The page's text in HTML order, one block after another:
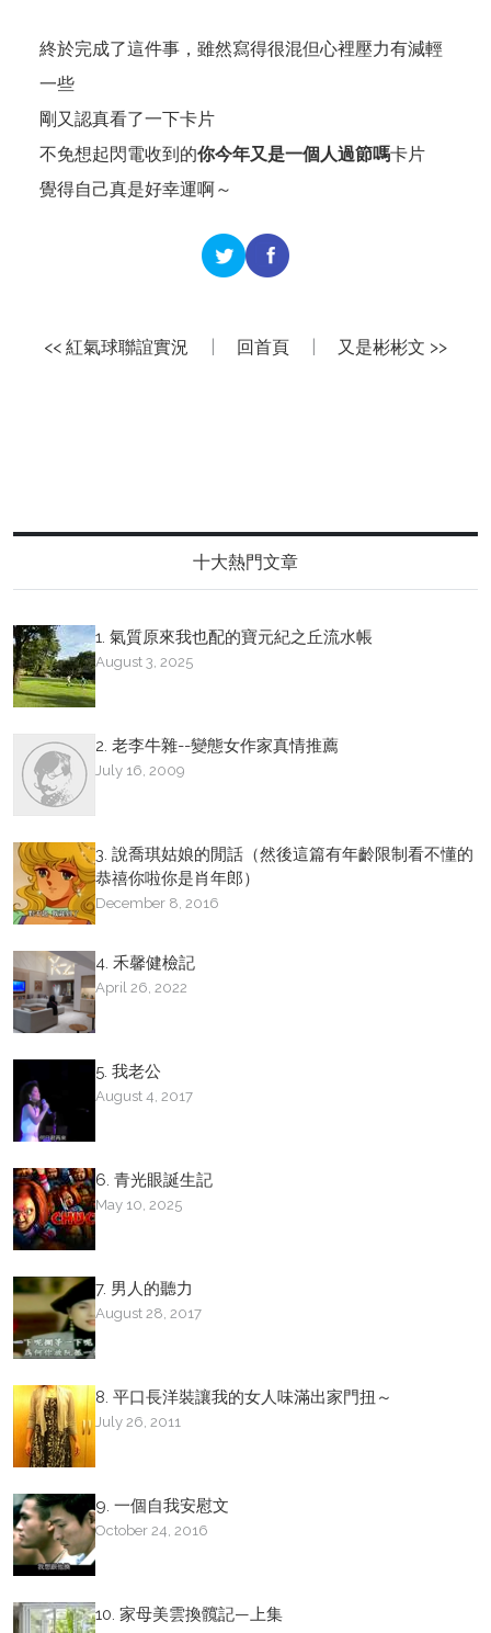
終於完成了這件事，雖然寫得很混但心裡壓力有減輕
一些
剛又認真看了一下卡片
不免想起閃電收到的你今年又是一個人過節嗎卡片
覺得自己真是好幸運啊～
<< 紅氣球聯誼實況 回首頁 又是彬彬文 >>
十大熱門文章
1. 氣質原來我也配的寶元紀之丘流水帳
August 3, 2025
2. 老李牛雜--變態女作家真情推薦
July 16, 2009
3. 說喬琪姑娘的閒話（然後這篇有年齡限制看不懂的
恭禧你啦你是肖年郎）
December 8, 2016
4. 禾馨健檢記
April 26, 2022
5. 我老公
August 4, 2017
6. 青光眼誕生記
May 10, 2025
7. 男人的聽力
August 28, 2017
8. 平口長洋裝讓我的女人味滿出家門扭～
July 26, 2011
9. 一個自我安慰文
October 24, 2016
10. 家母美雲換髖記—上集